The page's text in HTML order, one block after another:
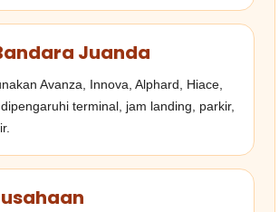
Juanda
Avanza, Innova, Alphard, Hiace,
terminal, jam landing, parkir,